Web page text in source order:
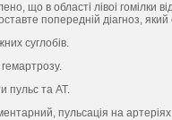
що в областi лiвоi гомiлки
попереднiй дiагноз,
суглобiв.
пульс та АТ.
пульсацiя на